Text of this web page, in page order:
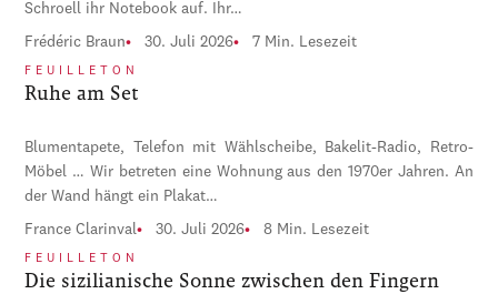
Schroell ihr Notebook auf. Ihr…
Frédéric Braun 30. Juli 2026 7 Min. Lesezeit
FEUILLETON
Ruhe am Set
Blumentapete, Telefon mit Wählscheibe, Bakelit-Radio, Retro-
Möbel … Wir betreten eine Wohnung aus den 1970er Jahren. An
der Wand hängt ein Plakat…
France Clarinval 30. Juli 2026 8 Min. Lesezeit
FEUILLETON
Die sizilianische Sonne zwischen den Fingern